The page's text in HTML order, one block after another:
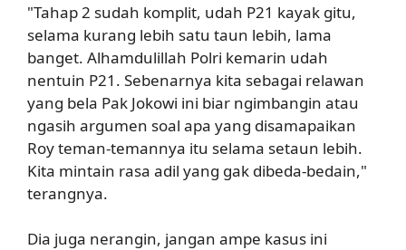
"Tahap 2 sudah komplit, udah P21 kayak gitu,
selama kurang lebih satu taun lebih, lama
banget. Alhamdulillah Polri kemarin udah
nentuin P21. Sebenarnya kita sebagai relawan
yang bela Pak Jokowi ini biar ngimbangin atau
ngasih argumen soal apa yang disamapaikan
Roy teman-temannya itu selama setaun lebih.
Kita mintain rasa adil yang gak dibeda-bedain,"
terangnya.
Dia juga nerangin, jangan ampe kasus ini